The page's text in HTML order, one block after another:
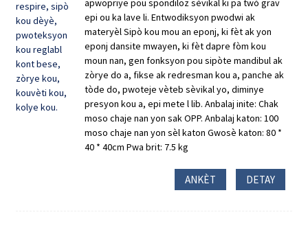
apwopriye pou spondiloz sèvikal ki pa twò grav
epi ou ka lave li. Entwodiksyon pwodwi ak
materyèl Sipò kou mou an eponj, ki fèt ak yon
eponj dansite mwayen, ki fèt dapre fòm kou
moun nan, gen fonksyon pou sipòte mandibul ak
zòrye do a, fikse ak redresman kou a, panche ak
tòde do, pwoteje vèteb sèvikal yo, diminye
presyon kou a, epi mete l lib. Anbalaj inite: Chak
moso chaje nan yon sak OPP. Anbalaj katon: 100
moso chaje nan yon sèl katon Gwosè katon: 80 *
40 * 40cm Pwa brit: 7.5 kg
ANKÈT DETAY